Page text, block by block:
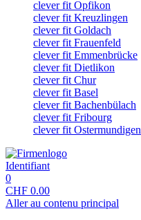
clever fit Opfikon
clever fit Kreuzlingen
clever fit Goldach
clever fit Frauenfeld
clever fit Emmenbrücke
clever fit Dietlikon
clever fit Chur
clever fit Basel
clever fit Bachenbülach
clever fit Fribourg
clever fit Ostermundigen
Identifiant
0
CHF 0.00
Aller au contenu principal